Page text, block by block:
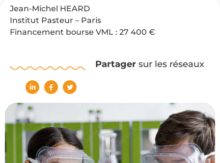
Jean-Michel HEARD
Institut Pasteur – Paris
Financement bourse VML : 27 400 €
Partagersur les réseaux